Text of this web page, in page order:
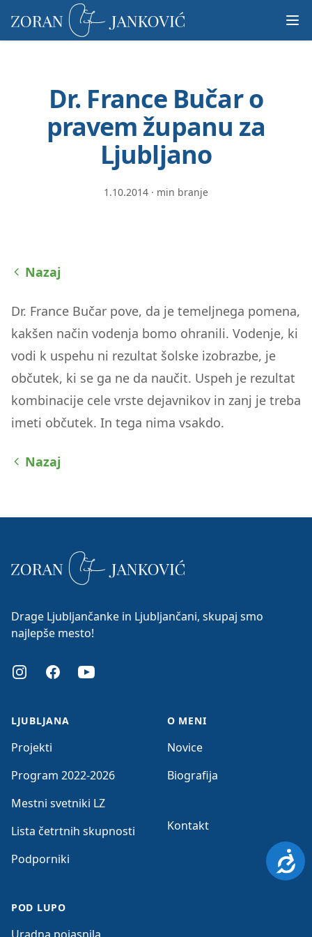
upoštevajte:
To
dostopnosti.
Dr. France Bučar o
pravem županu za
Ljubljano
1.10.2014 · min branje
Nazaj
Dr. France Bučar pove, da je temeljnega pomena,
kakšen način vodenja bomo ohranili. Vodenje, ki
vodi k uspehu ni rezultat šolske izobrazbe, je
občutek, ki se ga ne da naučit. Uspeh je rezultat
kombinacije cele vrste dejavnikov in zanj je treba
imeti občutek. In tega nima vsakdo.
Nazaj
Drage Ljubljančanke in Ljubljančani, skupaj smo
najlepše mesto!
InstagramFacebookYoutube
LJUBLJANA
Projekti
Program 2022-2026
Mestni svetniki LZ
Lista četrtnih skupnosti
Podporniki
POD LUPO
O MENI
Novice
Biografija
Kontakt